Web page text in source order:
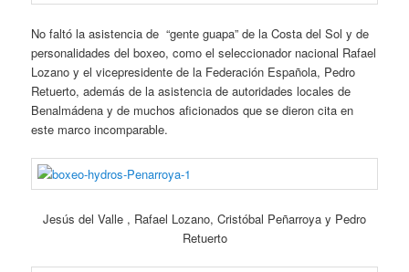
No faltó la asistencia de “gente guapa” de la Costa del Sol y de
personalidades del boxeo, como el seleccionador nacional Rafael
Lozano y el vicepresidente de la Federación Española, Pedro
Retuerto, además de la asistencia de autoridades locales de
Benalmádena y de muchos aficionados que se dieron cita en
este marco incomparable.
Jesús del Valle , Rafael Lozano, Cristóbal Peñarroya y Pedro
Retuerto